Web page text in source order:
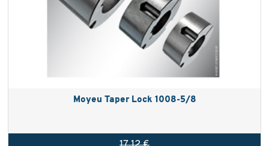
Moyeu Taper Lock 1008-5/8